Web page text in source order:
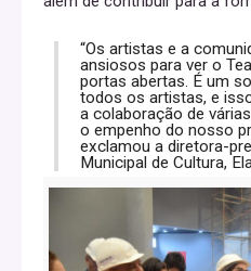
“Os artistas e a
ansiosos para ver o
portas abertas. É um
todos os artistas, e
a colaboração de
o empenho do nosso
exclamou a diretora-
Municipal de Cultura,